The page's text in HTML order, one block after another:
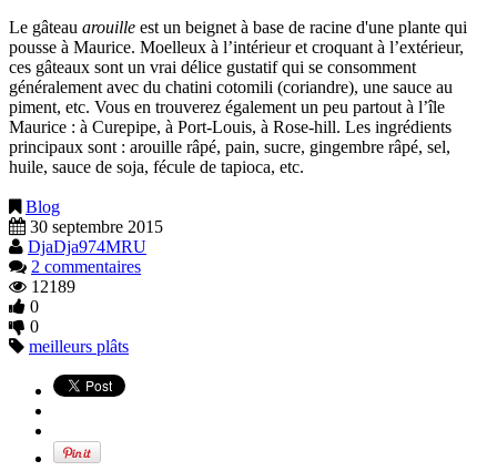
Le gâteau arouille est un beignet à base de racine d'une plante qui
pousse à Maurice. Moelleux à l’intérieur et croquant à l’extérieur,
ces gâteaux sont un vrai délice gustatif qui se consomment
généralement avec du chatini cotomili (coriandre), une sauce au
piment, etc. Vous en trouverez également un peu partout à l’île
Maurice : à Curepipe, à Port-Louis, à Rose-hill. Les ingrédients
principaux sont : arouille râpé, pain, sucre, gingembre râpé, sel,
huile, sauce de soja, fécule de tapioca, etc.
Blog
30 septembre 2015
DjaDja974MRU
2 commentaires
12189
0
0
meilleurs plâts